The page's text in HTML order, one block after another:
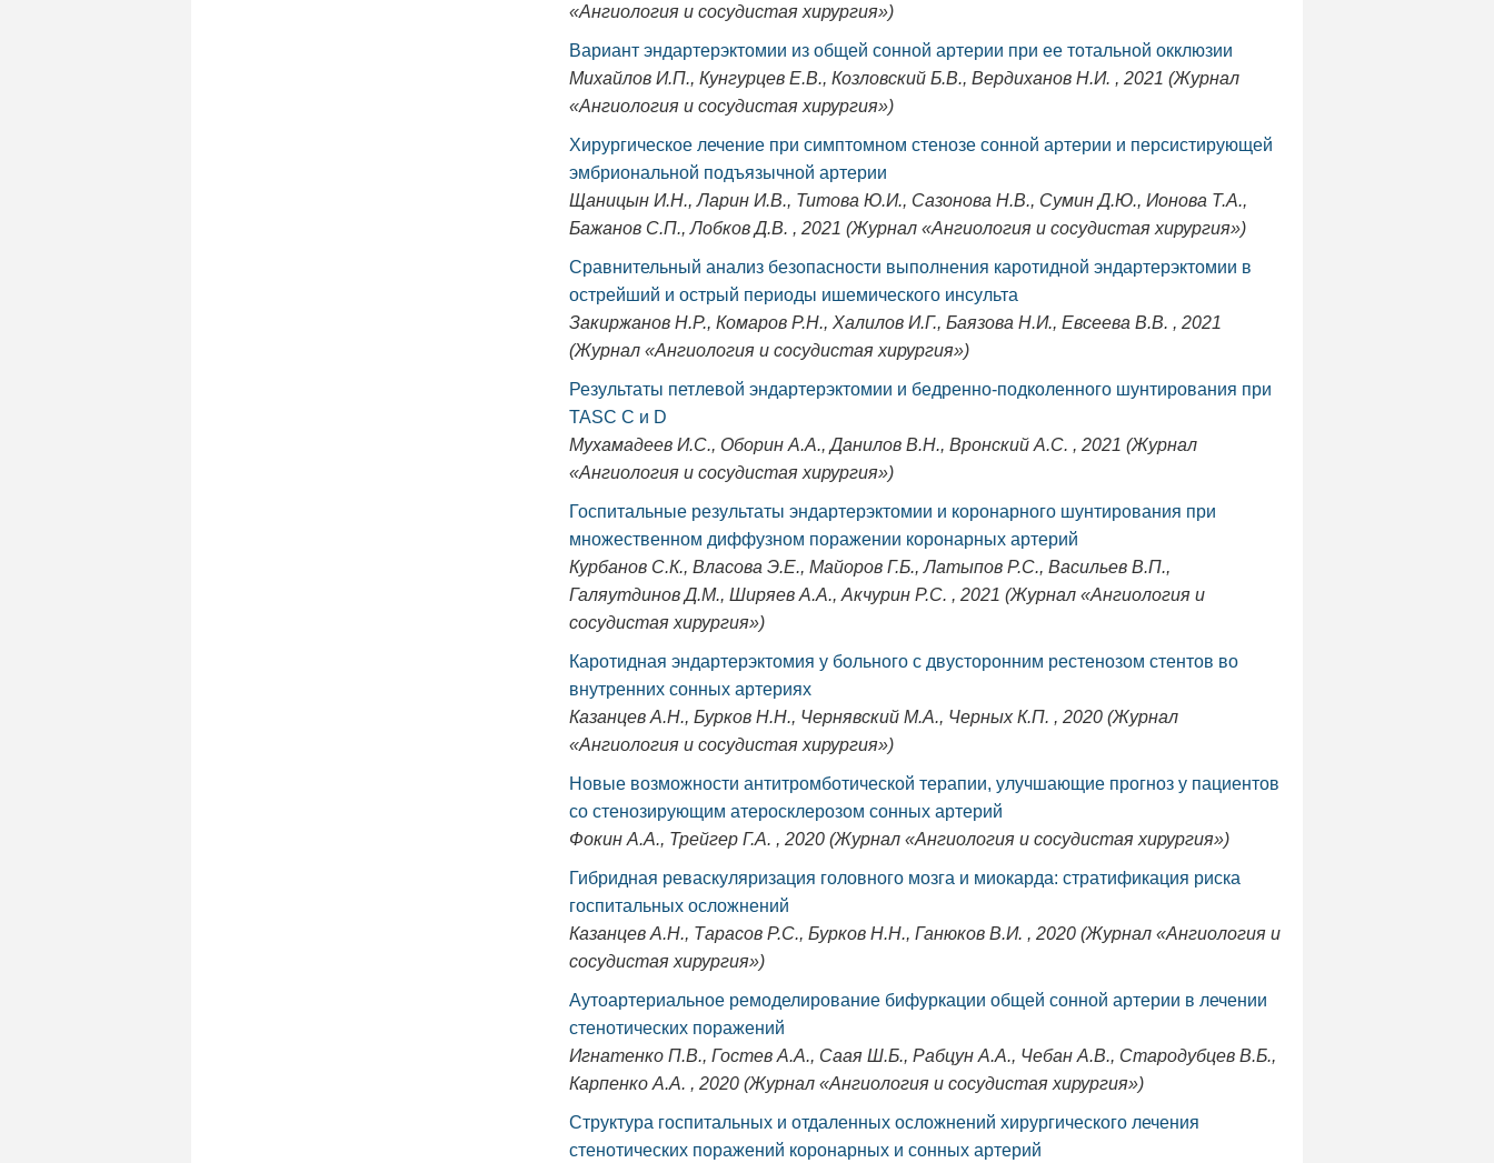
«Ангиология и сосудистая хирургия»)
Вариант эндартерэктомии из общей сонной артерии при ее тотальной окклюзии
Михайлов И.П., Кунгурцев Е.В., Козловский Б.В., Вердиханов Н.И. , 2021 (Журнал
«Ангиология и сосудистая хирургия»)
Хирургическое лечение при симптомном стенозе сонной артерии и персистирующей
эмбриональной подъязычной артерии
Щаницын И.Н., Ларин И.В., Титова Ю.И., Сазонова Н.В., Сумин Д.Ю., Ионова Т.А.,
Бажанов С.П., Лобков Д.В. , 2021 (Журнал «Ангиология и сосудистая хирургия»)
Сравнительный анализ безопасности выполнения каротидной эндартерэктомии в
острейший и острый периоды ишемического инсульта
Закиржанов Н.Р., Комаров Р.Н., Халилов И.Г., Баязова Н.И., Евсеева В.В. , 2021
(Журнал «Ангиология и сосудистая хирургия»)
Результаты петлевой эндартерэктомии и бедренно-подколенного шунтирования при
TASC C и D
Мухамадеев И.С., Оборин А.А., Данилов В.Н., Вронский А.С. , 2021 (Журнал
«Ангиология и сосудистая хирургия»)
Госпитальные результаты эндартерэктомии и коронарного шунтирования при
множественном диффузном поражении коронарных артерий
Курбанов С.К., Власова Э.Е., Майоров Г.Б., Латыпов Р.С., Васильев В.П.,
Галяутдинов Д.М., Ширяев А.А., Акчурин Р.С. , 2021 (Журнал «Ангиология и
сосудистая хирургия»)
Каротидная эндартерэктомия у больного с двусторонним рестенозом стентов во
внутренних сонных артериях
Казанцев А.Н., Бурков Н.Н., Чернявский М.А., Черных К.П. , 2020 (Журнал
«Ангиология и сосудистая хирургия»)
Новые возможности антитромботической терапии, улучшающие прогноз у пациентов
со стенозирующим атеросклерозом сонных артерий
Фокин А.А., Трейгер Г.А. , 2020 (Журнал «Ангиология и сосудистая хирургия»)
Гибридная реваскуляризация головного мозга и миокарда: стратификация риска
госпитальных осложнений
Казанцев А.Н., Тарасов Р.С., Бурков Н.Н., Ганюков В.И. , 2020 (Журнал «Ангиология и
сосудистая хирургия»)
Аутоартериальное ремоделирование бифуркации общей сонной артерии в лечении
стенотических поражений
Игнатенко П.В., Гостев А.А., Саая Ш.Б., Рабцун А.А., Чебан А.В., Стародубцев В.Б.,
Карпенко А.А. , 2020 (Журнал «Ангиология и сосудистая хирургия»)
Структура госпитальных и отдаленных осложнений хирургического лечения
стенотических поражений коронарных и сонных артерий